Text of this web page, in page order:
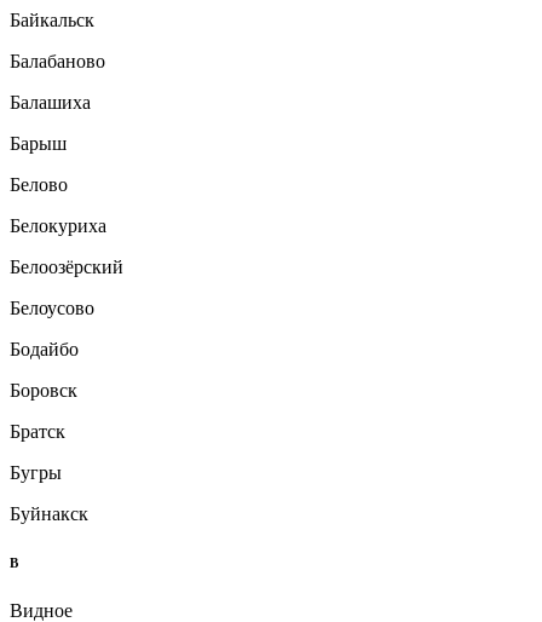
Байкальск
Балабаново
Балашиха
Барыш
Белово
Белокуриха
Белоозёрский
Белоусово
Бодайбо
Боровск
Братск
Бугры
Буйнакск
В
Видное